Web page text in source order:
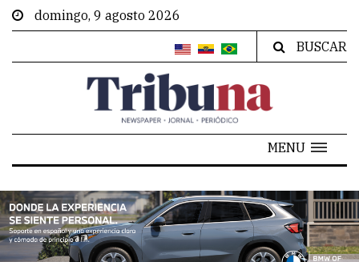
domingo, 9 agosto 2026
BUSCAR
MENU